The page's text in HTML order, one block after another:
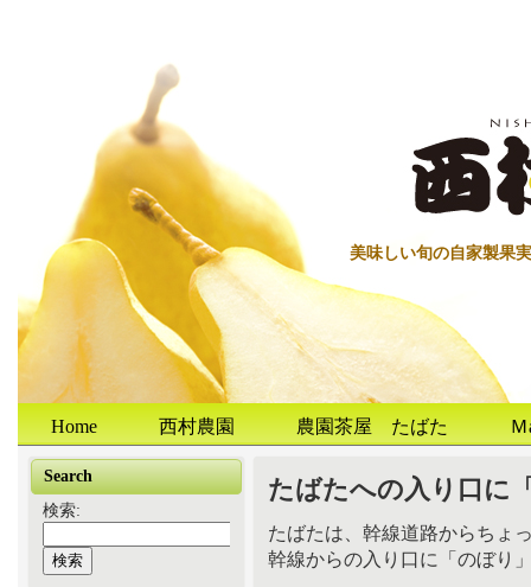
美味しい旬の自家製果
Home 西村農園 農園茶屋 たばた
Search
検索:
たばたへの入り口に
たばたは、幹線道路からちょ
幹線からの入り口に「のぼり